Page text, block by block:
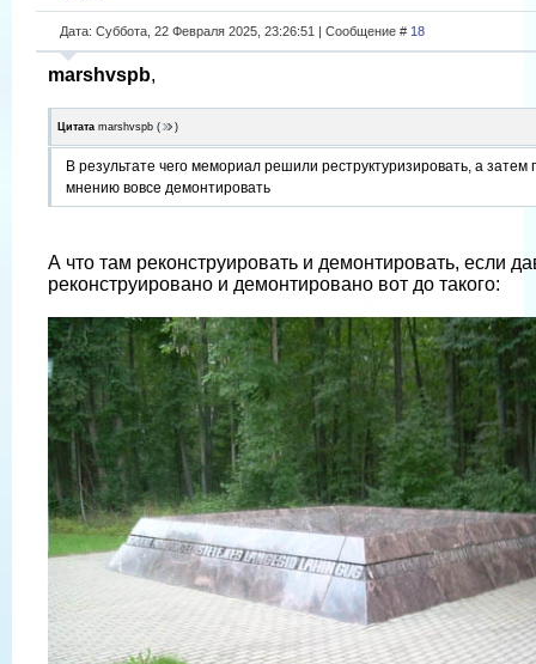
Дата: Суббота, 22 Февраля 2025, 23:26:51 | Сообщение # 18
marshvspb,
Цитата marshvspb ( )
В результате чего мемориал решили реструктуризировать, а затем
мнению вовсе демонтировать
А что там реконструировать и демонтировать, если
реконструировано и демонтировано вот до такого: